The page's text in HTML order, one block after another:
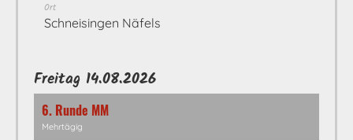
Ort
Schneisingen Näfels
Freitag 14.08.2026
6. Runde MM
Mehrtägig